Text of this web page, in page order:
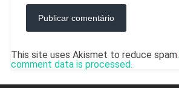
This site uses Akismet to reduce spam.
comment data is processed.